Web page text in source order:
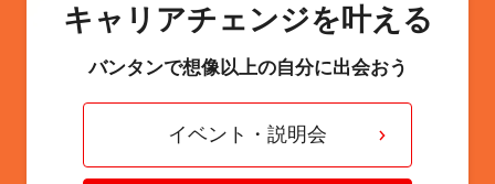
キャリアチェンジを叶える
バンタンで想像以上の自分に出会おう
イベント・説明会